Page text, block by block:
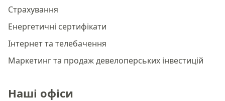
Страхування
Енергетичні сертифікати
Інтернет та телебачення
Маркетинг та продаж девелоперських інвестицій
Наші офіси